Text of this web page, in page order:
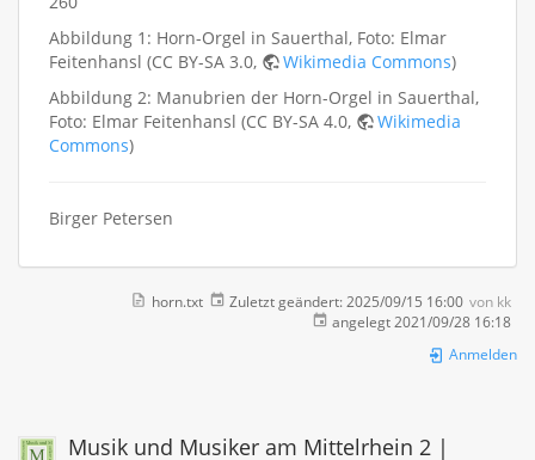
Abbildung 1: Horn-Orgel in Sauerthal, Foto: Elmar
Feitenhansl (CC BY-SA 3.0,
Wikimedia Commons)
Abbildung 2: Manubrien der Horn-Orgel in Sauerthal,
Foto: Elmar Feitenhansl (CC BY-SA 4.0,
Wikimedia
Commons)
Birger Petersen
horn.txt Zuletzt geändert: 2025/09/15 16:00 von kk
angelegt 2021/09/28 16:18
Anmelden
Musik und Musiker am Mittelrhein 2 |